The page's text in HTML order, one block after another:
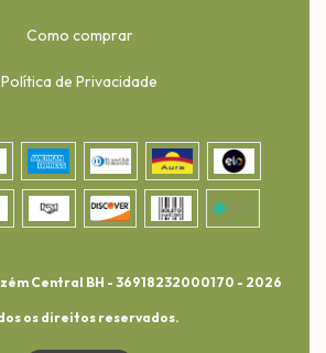
Como comprar
Política de Privacidade
Central BH - 36918232000170 - 2026
os direitos reservados.